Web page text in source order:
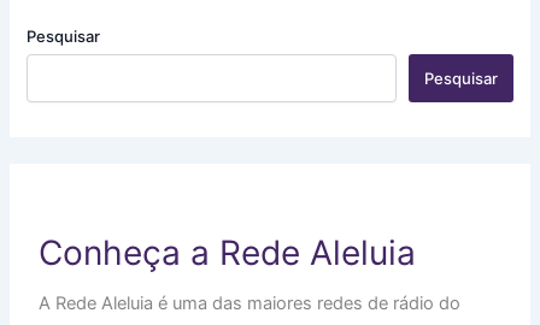
Pesquisar
Pesquisar
Conheça a Rede Aleluia
A Rede Aleluia é uma das maiores redes de rádio do